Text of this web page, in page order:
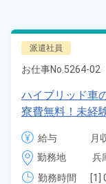
フリーワー
ド
自宅周辺の
派遣社員
お仕事No. 5264-02
ハイブリッド車
寮費無料！未経
定企業で長期で
日！正社員登用
ーム寮完備！《
給与
月
時
勤務地
兵
勤務時間
[1]